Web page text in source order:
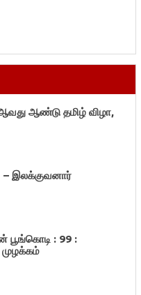
ஆண்டு தமிழ் விழா,
இலக்குவனார்
பூங்கொடி : 99 :